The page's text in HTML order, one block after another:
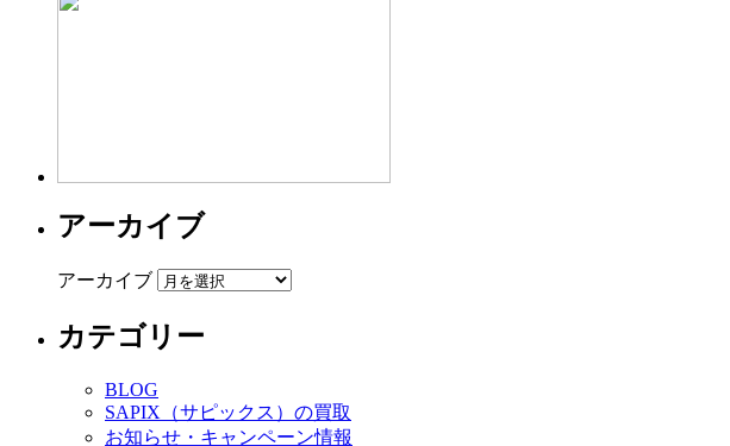
アーカイブ
アーカイブ
カテゴリー
BLOG
SAPIX（サピックス）の買取
お知らせ・キャンペーン情報